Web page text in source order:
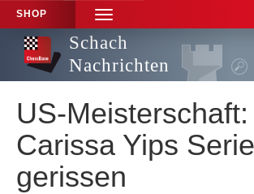
SHOP
TOGGLE
NAVIGATION
Schach
Nachrichten
US-Meisterschaft:
Carissa Yips Serie
gerissen